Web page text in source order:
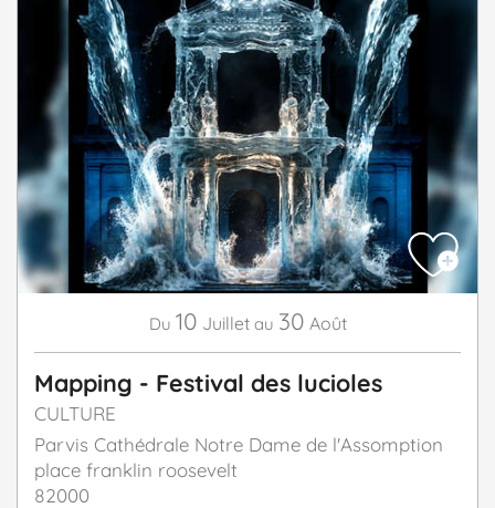
Du 10 Juillet au 30 Août
Mapping - Festival des lucioles
CULTURE
Parvis Cathédrale Notre Dame de l'Assomption
place franklin roosevelt
82000